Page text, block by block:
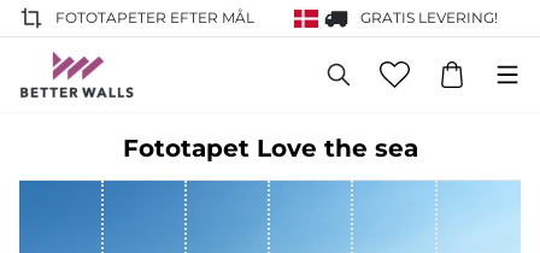
FOTOTAPETER EFTER MÅL GRATIS LEVERING!
Fototapet Love the sea